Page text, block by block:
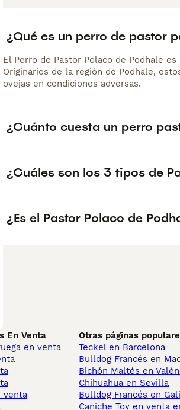
¿Qué es un perro de pastor
El Perro de Pastor Polaco de Podhale
Originarios de la región de Podhale,
ovejas en condiciones adversas.
¿Cuánto cuesta un perro
¿Cuáles son los 3 tipos de
¿Es el Pastor Polaco de
En Venta
en venta
venta
Otras páginas
Teckel en Barcelona
Bulldog Francés en
Bichón Maltés en
Chihuahua en Sevilla
Bulldog Francés en
Caniche Toy en venta